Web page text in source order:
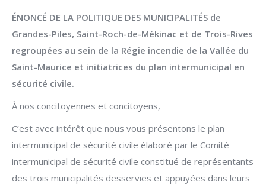
ÉNONCÉ DE LA POLITIQUE DES MUNICIPALITÉS de
Grandes-Piles, Saint-Roch-de-Mékinac et de Trois-Rives
regroupées au sein de la Régie incendie de la Vallée du
Saint-Maurice et initiatrices du plan intermunicipal en
sécurité civile.
À nos concitoyennes et concitoyens,
C’est avec intérêt que nous vous présentons le plan
intermunicipal de sécurité civile élaboré par le Comité
intermunicipal de sécurité civile constitué de représentants
des trois municipalités desservies et appuyées dans leurs